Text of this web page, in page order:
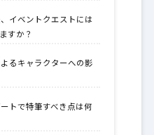
イベントクエストには
すか？
るキャラクターへの影
トで特筆すべき点は何